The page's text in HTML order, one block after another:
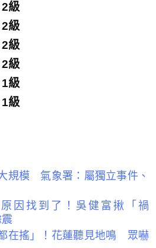
級
級
級
級
級
級
規模 氣象署：屬獨立事件、
因找到了！吳健富揪「禍
在搖」！花蓮聽見地鳴 眾嚇